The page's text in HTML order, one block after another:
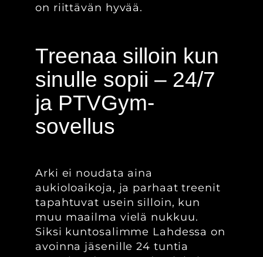
on riittävän hyvää.
Treenaa silloin kun
sinulle sopii – 24/7
ja PTVGym-
sovellus
Arki ei noudata aina
aukioloaikoja, ja parhaat treenit
tapahtuvat usein silloin, kun
muu maailma vielä nukkuu.
Siksi kuntosalimme Lahdessa on
avoinna jäsenille 24 tuntia